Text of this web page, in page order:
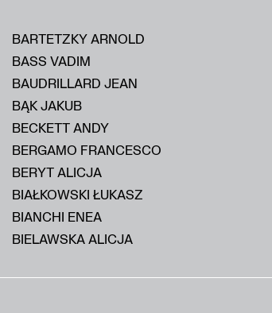
BARTETZKY ARNOLD
BASS VADIM
BAUDRILLARD JEAN
BĄK JAKUB
BECKETT ANDY
BERGAMO FRANCESCO
BERYT ALICJA
BIAŁKOWSKI ŁUKASZ
BIANCHI ENEA
BIELAWSKA ALICJA